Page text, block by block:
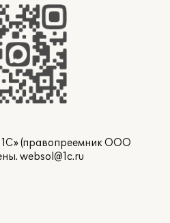
(правопреемник ООО
websol@1c.ru